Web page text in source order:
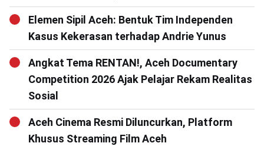
Elemen Sipil Aceh: Bentuk Tim Independen
Kasus Kekerasan terhadap Andrie Yunus
Angkat Tema RENTAN!, Aceh Documentary
Competition 2026 Ajak Pelajar Rekam Realitas
Sosial
Aceh Cinema Resmi Diluncurkan, Platform
Khusus Streaming Film Aceh